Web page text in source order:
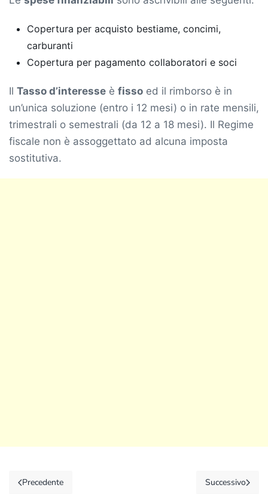
Copertura per acquisto bestiame, concimi,
carburanti
Copertura per pagamento collaboratori e soci
Il Tasso d’interesse è fisso ed il rimborso è in
un’unica soluzione (entro i 12 mesi) o in rate mensili,
trimestrali o semestrali (da 12 a 18 mesi). Il Regime
fiscale non è assoggettato ad alcuna imposta
sostitutiva.
Precedente Successivo